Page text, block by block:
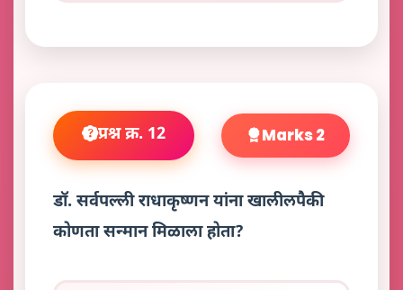
प्रश्न क्र. 12 Marks 2
डॉ. सर्वपल्ली राधाकृष्णन यांना खालीलपैकी
कोणता सन्मान मिळाला होता?